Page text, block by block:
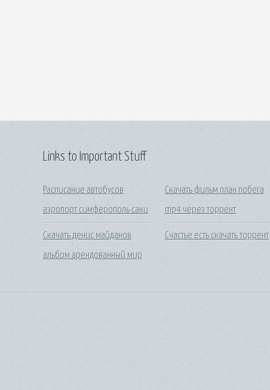
Links to Important Stuff
Расписание автобусов
аэропорт симферополь саки
Скачать денис майданов
альбом арендованный мир
Скачать фильм план побега
mp4 через торрент
Счастье есть скачать торрент